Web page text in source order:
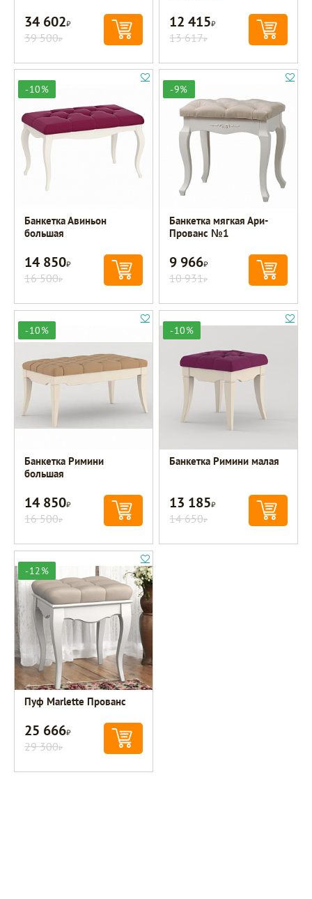
34 602Р
39 500Р
12 415Р
13 617Р
-10%
Банкетка Авиньон
большая
14 850Р
16 500Р
-9%
Банкетка мягкая Ари-
Прованс №1
9 966Р
10 931Р
-10%
Банкетка Римини
большая
14 850Р
16 500Р
-10%
Банкетка Римини малая
13 185Р
14 650Р
-12%
Пуф Marlette Прованс
25 666Р
29 300Р